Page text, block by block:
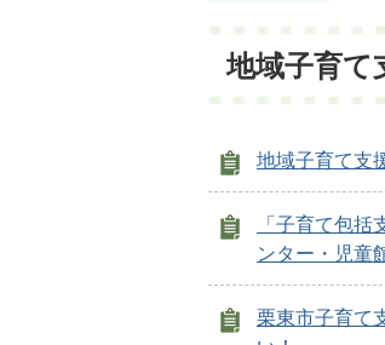
地域子育て
地域子育て支
「子育て包括
ンター・児童
栗東市子育て